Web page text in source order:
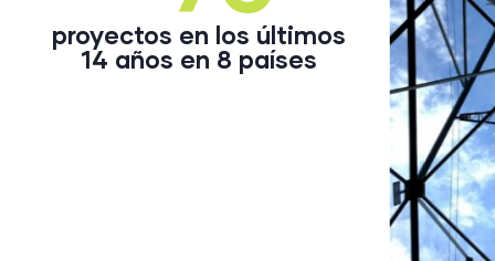
proyectos en los últimos
14 años en 8 países